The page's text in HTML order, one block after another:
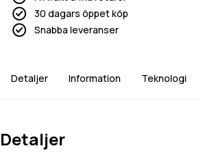
30 dagars öppet köp
Snabba leveranser
Detaljer Information Teknologi
Detaljer